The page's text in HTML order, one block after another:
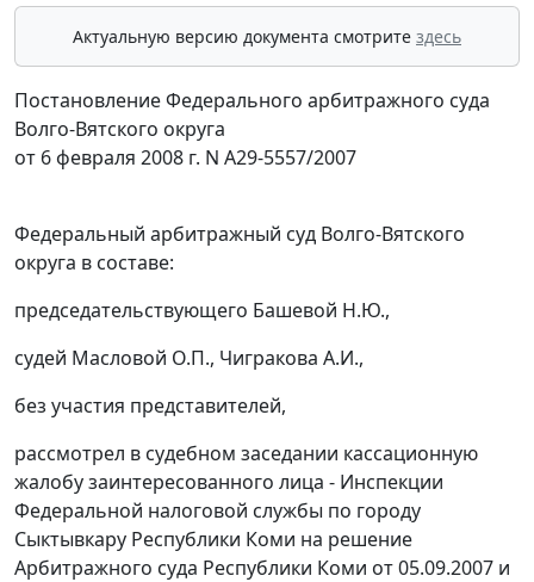
Актуальную версию документа смотрите здесь
Постановление Федерального арбитражного суда
Волго-Вятского округа
от 6 февраля 2008 г. N А29-5557/2007
Федеральный арбитражный суд Волго-Вятского
округа в составе:
председательствующего Башевой Н.Ю.,
судей Масловой О.П., Чигракова А.И.,
без участия представителей,
рассмотрел в судебном заседании кассационную
жалобу заинтересованного лица - Инспекции
Федеральной налоговой службы по городу
Сыктывкару Республики Коми на решение
Арбитражного суда Республики Коми от 05.09.2007 и